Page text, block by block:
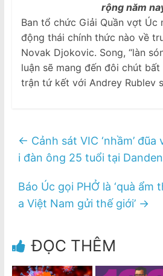
rộng năm
Ban tổ chức Giải Quần vợt Úc
động thái chính thức nào về
Novak Djokovic. Song, “làn
luận sẽ mang đến đôi chút
trận tứ kết với Andrey Rublev
← Cảnh sát VIC ‘nhầm’
i đàn ông 25 tuổi tại
Báo Úc gọi PHỞ là ‘quà
a Việt Nam gửi thế giới’ →
ĐỌC THÊM